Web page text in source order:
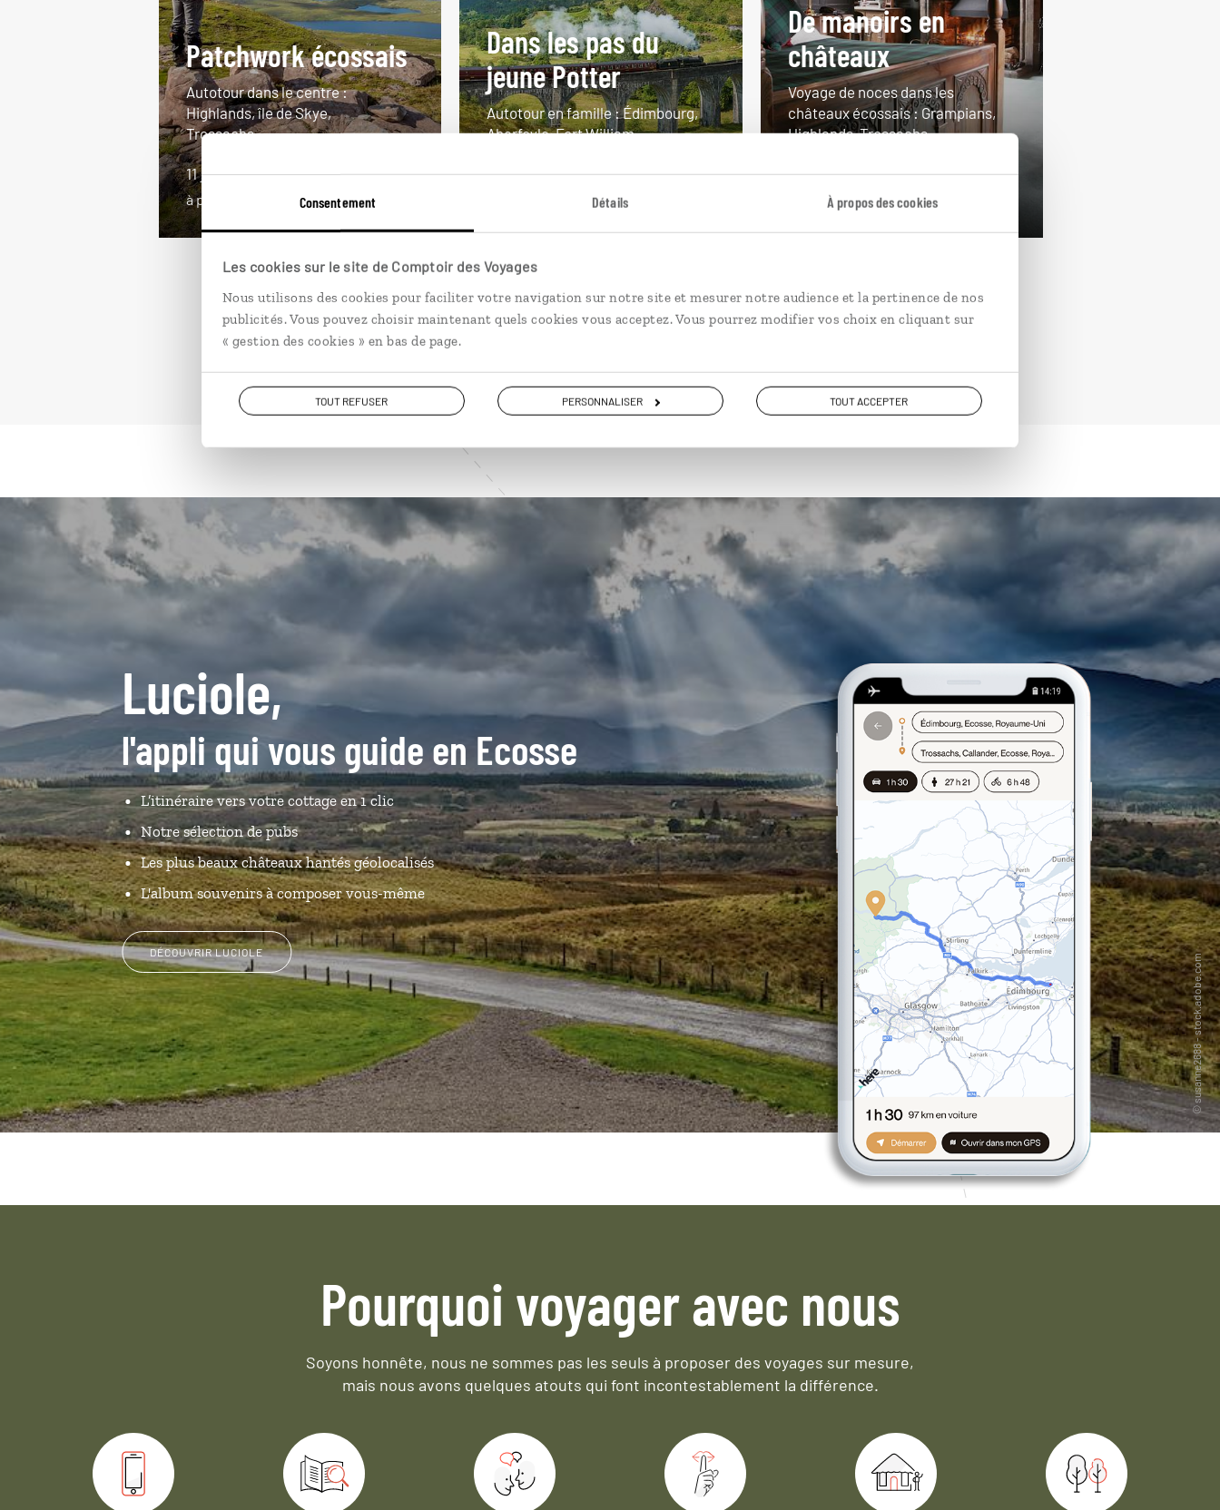
Consentement Détails À propos des cookies
Les cookies sur le site de Comptoir des Voyages
Nous utilisons des cookies pour faciliter votre navigation sur notre site et mesurer notre audience et la pertinence de nos
publicités. Vous pouvez choisir maintenant quels cookies vous acceptez. Vous pourrez modifier vos choix en cliquant sur
« gestion des cookies » en bas de page.
TOUT REFUSER PERSONNALISER TOUT ACCEPTER
Patchwork écossais
Autotour dans le centre :
Highlands, île de Skye,
Trossachs...
11 jours / 10 nuits
à partir de 1750€
Dans les pas du
jeune Potter
Autotour en famille : Édimbourg,
Aberfoyle, Fort William...
8 jours / 7 nuits
De manoirs en
châteaux
Voyage de noces dans les
châteaux écossais : Grampians,
Highlands, Trossachs...
8 jours / 7 nuits
à partir de 2150€
VOIR NOS 14 IDÉES DE VOYAGE EN ECOSSE
Luciole,
l'appli qui vous guide en Ecosse
L’itinéraire vers votre cottage en 1 clic
Notre sélection de pubs
Les plus beaux châteaux hantés géolocalisés
L'album souvenirs à composer vous-même
DÉCOUVRIR LUCIOLE
Pourquoi voyager avec nous
Soyons honnête, nous ne sommes pas les seuls à proposer des voyages sur mesure,
mais nous avons quelques atouts qui font incontestablement la différence.